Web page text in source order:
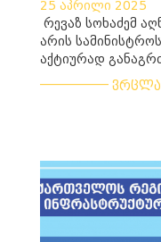
25 აპრილი 2025
რევაზ სოხაძემ
არის
აქტიურად